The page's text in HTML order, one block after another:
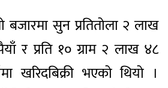
बजारमा सुन प्रतितोला २ लाख
र प्रति १० ग्राम २ लाख ४८
खरिदबिक्री भएको थियो ।